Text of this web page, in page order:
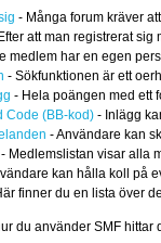
- Många forum kräver
att man registrerat sig
medlem har en egen
- Sökfunktionen är ett
- Hela poängen med ett
Code (BB-kod) - Inlägg
- Användare kan
- Medlemslistan visar alla
kan hålla koll på
finner du en lista över
du använder SMF hittar